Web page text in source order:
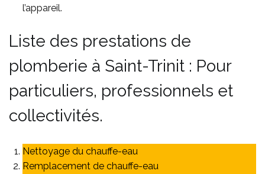
l’appareil.
Liste des prestations de
plomberie à Saint-Trinit : Pour
particuliers, professionnels et
collectivités.
Nettoyage du chauffe-eau
Remplacement de chauffe-eau